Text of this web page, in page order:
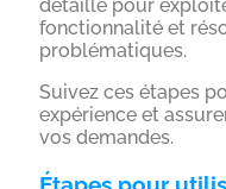
détaillé pour
fonctionnalité et
problématiques.
Suivez ces étapes
expérience et
vos demandes.